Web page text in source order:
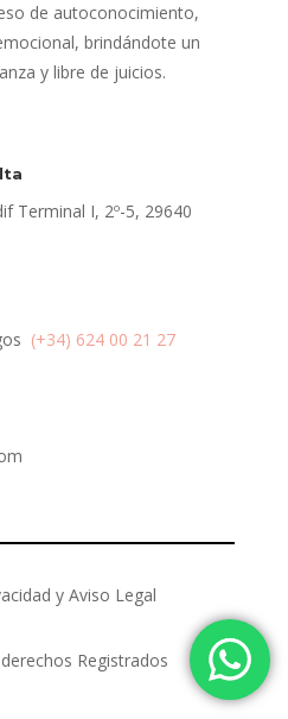
de autoconocimiento,
brindándote un
y libre de juicios.
Terminal I, 2º-5, 29640
(+34) 624 00 21 27
y Aviso Legal
Registrados